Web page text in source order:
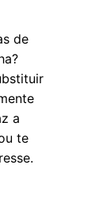
de
a
te